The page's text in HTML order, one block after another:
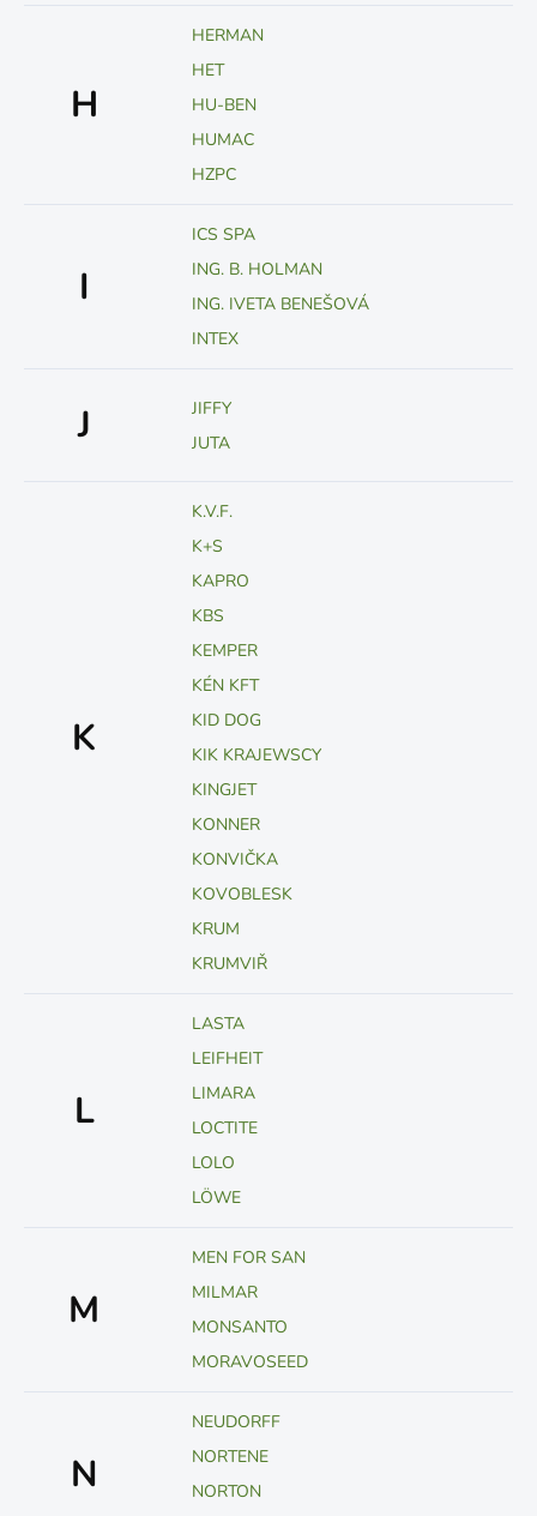
H
HERMAN
HET
HU-BEN
HUMAC
HZPC
I
ICS SPA
ING. B. HOLMAN
ING. IVETA BENEŠOVÁ
INTEX
J
JIFFY
JUTA
K
K.V.F.
K+S
KAPRO
KBS
KEMPER
KÉN KFT
KID DOG
KIK KRAJEWSCY
KINGJET
KONNER
KONVIČKA
KOVOBLESK
KRUM
KRUMVIŘ
L
LASTA
LEIFHEIT
LIMARA
LOCTITE
LOLO
LÖWE
M
MEN FOR SAN
MILMAR
MONSANTO
MORAVOSEED
N
NEUDORFF
NORTENE
NORTON